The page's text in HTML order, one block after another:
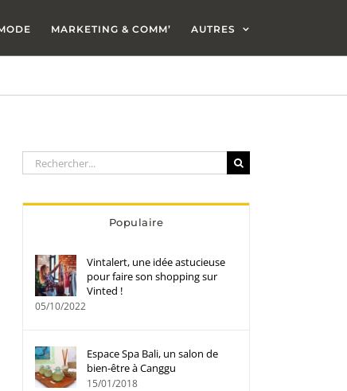
MARKETING & COMM’ AUTRES
Rechercher:
Populaire
Vintalert, une idée astucieuse
pour faire son shopping sur
Vinted !
05/10/2022
Espace Spa Bali, un salon de
bien-être à Canggu
15/01/2018